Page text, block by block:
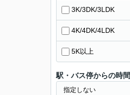
3K/3DK/3LDK
4K/4DK/4LDK
5K以上
駅・バス停からの時間